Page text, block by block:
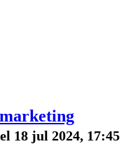
el 18 jul 2024, 17:45